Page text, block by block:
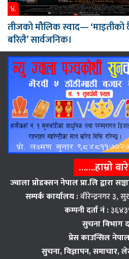
४.
तीजको मौलिक स्वाद— ‘माइतीको
बरिलै’ सार्वजनिक।
…….हाम्राे
ज्वाला प्राेडक्सन नेपाल प्रा.लि द्वारा
सम्पर्क कार्यालय :वीरेन्द्रनगर ३,
कम्पनी दर्ता नं :
सुचना विभाग
प्रेस काउन्सिल
सुचना, विज्ञापन,समाचार,